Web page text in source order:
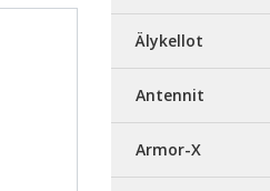
Älykellot
Antennit
Armor-X